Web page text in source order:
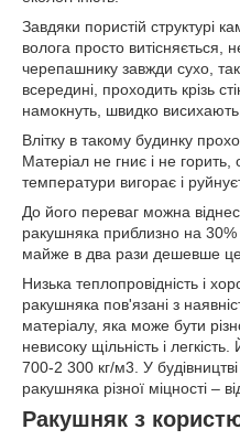
Завдяки пористій структурі
волога просто витісняється,
черепашнику завжди сухо,
всередині, проходить крізь
намокнуть, швидко висихають.
Влітку в такому будинку
Матеріал не гниє і не горить,
температури вигорає і
До його переваг можна
ракушняка приблизно на 30%
майже в два рази дешевше
Низька теплопровідність і
ракушняка пов'язані з
матеріалу, яка може бути
невисоку щільність і
700-2 300 кг/м3 . У
ракушняка різної міцності –
Ракушняк з